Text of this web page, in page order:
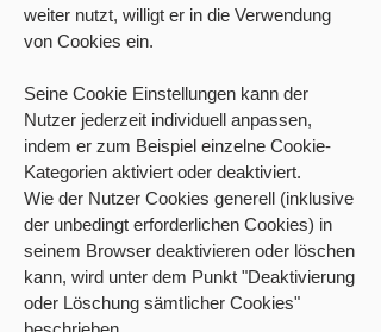
weiter nutzt, willigt er in die Verwendung
von Cookies ein.
Seine Cookie Einstellungen kann der
Nutzer jederzeit individuell anpassen,
indem er zum Beispiel einzelne Cookie-
Kategorien aktiviert oder deaktiviert.
Wie der Nutzer Cookies generell (inklusive
der unbedingt erforderlichen Cookies) in
seinem Browser deaktivieren oder löschen
kann, wird unter dem Punkt "Deaktivierung
oder Löschung sämtlicher Cookies"